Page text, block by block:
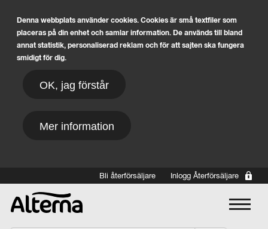
Denna webbplats använder cookies. Cookies är små textfiler som
placeras på din enhet och samlar information. De används till bland
annat statistik, personaliserad reklam och för att sajten ska fungera
smidigt för dig.
OK, jag förstår
Mer information
Hoppa till huvudinnehållBli återförsäljare Inlogg Återförsäljare